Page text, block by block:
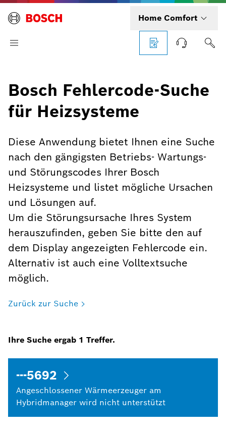
Home Comfort
Bosch Fehlercode-Suche
für Heizsysteme
Diese Anwendung bietet Ihnen eine Suche
nach den gängigsten Betriebs- Wartungs-
und Störungscodes Ihrer Bosch
Heizsysteme und listet mögliche Ursachen
und Lösungen auf.
Um die Störungsursache Ihres System
herauszufinden, geben Sie bitte den auf
dem Display angezeigten Fehlercode ein.
Alternativ ist auch eine Volltextsuche
möglich.
Zurück zur Suche
Ihre Suche ergab 1 Treffer.
---5692
Angeschlossener Wärmeerzeuger am
Hybridmanager wird nicht unterstützt